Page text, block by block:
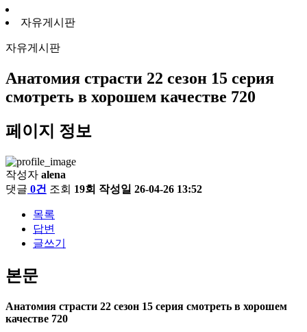
자유게시판
자유게시판
Анатомия страсти 22 сезон 15 серия
смотреть в хорошем качестве 720
페이지 정보
작성자 alena
댓글 0건 조회 19회 작성일 26-04-26 13:52
목록
답변
글쓰기
본문
Анатомия страсти 22 сезон 15 серия смотреть в хорошем
качестве 720